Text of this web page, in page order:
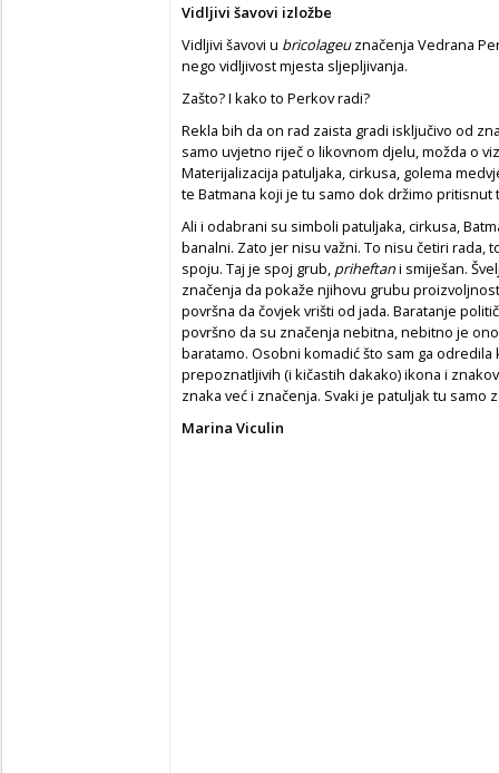
Vidljivi šavovi izložbe
Vidljivi šavovi u bricolageuznačenja Vedrana
nego vidljivost mjesta sljepljivanja.
Zašto? I kako to Perkov radi?
Rekla bih da on rad zaista gradi isključivo od
samo uvjetno riječ o likovnom djelu, možda o
Materijalizacija patuljaka, cirkusa, golema
te Batmana koji je tu samo dok držimo
Ali i odabrani su simboli patuljaka, cirkusa,
banalni. Zato jer nisu važni. To nisu četiri rada,
spoju. Taj je spoj grub, priheftani smiješan.
značenja da pokaže njihovu grubu
površna da čovjek vrišti od jada. Baratanje
površno da su značenja nebitna, nebitno je
baratamo. Osobni komadić što sam ga
prepoznatljivih (i kičastih dakako) ikona i
znaka već i značenja. Svaki je patuljak tu samo
Marina Viculin